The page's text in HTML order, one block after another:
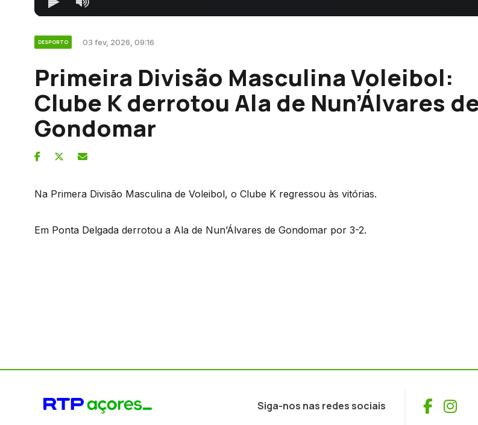
DESPORTO 03 fev, 2026, 09:16
Primeira Divisão Masculina Voleibol:
Clube K derrotou Ala de Nun’Álvares
Gondomar
Na Primera Divisão Masculina de Voleibol, o Clube K regressou às vitórias.
Em Ponta Delgada derrotou a Ala de Nun’Álvares de Gondomar por 3-2.
Siga-nos nas redes sociais